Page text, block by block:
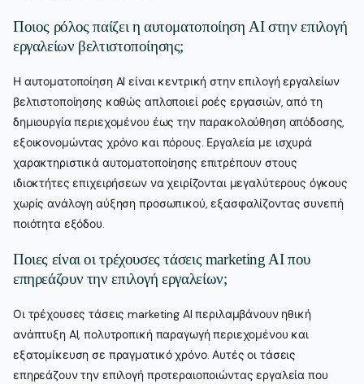
Ποιος ρόλος παίζει η αυτοματοποίηση AI στην επιλογή
εργαλείων βελτιστοποίησης;
Η αυτοματοποίηση AI είναι κεντρική στην επιλογή εργαλείων
βελτιστοποίησης καθώς απλοποιεί ροές εργασιών, από τη
δημιουργία περιεχομένου έως την παρακολούθηση απόδοσης,
εξοικονομώντας χρόνο και πόρους. Εργαλεία με ισχυρά
χαρακτηριστικά αυτοματοποίησης επιτρέπουν στους
ιδιοκτήτες επιχειρήσεων να χειρίζονται μεγαλύτερους όγκους
χωρίς ανάλογη αύξηση προσωπικού, εξασφαλίζοντας συνεπή
ποιότητα εξόδου.
Ποιες είναι οι τρέχουσες τάσεις marketing AI που
επηρεάζουν την επιλογή εργαλείων;
Οι τρέχουσες τάσεις marketing AI περιλαμβάνουν ηθική
ανάπτυξη AI, πολυτροπική παραγωγή περιεχομένου και
εξατομίκευση σε πραγματικό χρόνο. Αυτές οι τάσεις
επηρεάζουν την επιλογή προτεραιοποιώντας εργαλεία που